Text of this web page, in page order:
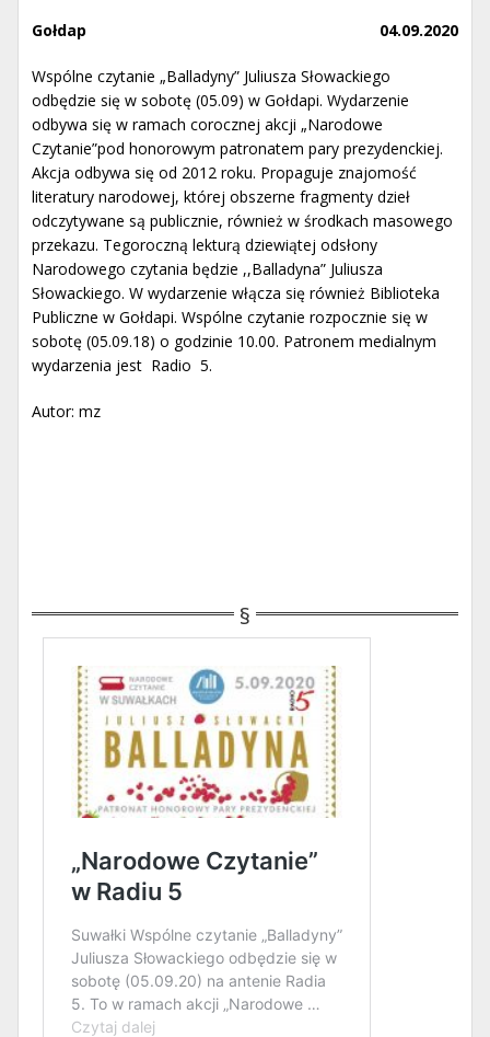
04.09.2020
Gołdap
Wspólne czytanie „Balladyny” Juliusza Słowackiego
odbędzie się w sobotę (05.09) w Gołdapi. Wydarzenie
odbywa się w ramach corocznej akcji „Narodowe
Czytanie”pod honorowym patronatem pary prezydenckiej.
Akcja odbywa się od 2012 roku. Propaguje znajomość
literatury narodowej, której obszerne fragmenty dzieł
odczytywane są publicznie, również w środkach masowego
przekazu. Tegoroczną lekturą dziewiątej odsłony
Narodowego czytania będzie ,,Balladyna” Juliusza
Słowackiego. W wydarzenie włącza się również Biblioteka
Publiczne w Gołdapi. Wspólne czytanie rozpocznie się w
sobotę (05.09.18) o godzinie 10.00. Patronem medialnym
wydarzenia jest Radio 5.
Autor: mz